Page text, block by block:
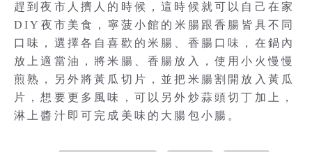
趕到夜市人擠人的時候，這時候就可以自己在家
DIY夜市美食，寧菠小館的米腸跟香腸皆具不同
口味，選擇各自喜歡的米腸、香腸口味，在鍋內
放上適當油，將米腸、香腸放入，使用小火慢慢
煎熟，另外將黃瓜切片，並把米腸割開放入黃瓜
片，想要更多風味，可以另外炒蒜頭切丁加上，
淋上醬汁即可完成美味的大腸包小腸。